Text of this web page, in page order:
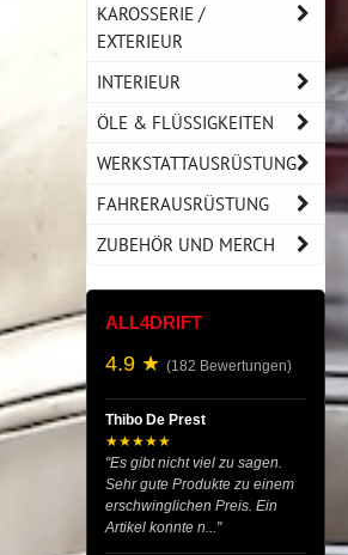
KAROSSERIE /
EXTERIEUR
INTERIEUR
ÖLE & FLÜSSIGKEITEN
WERKSTATTAUSRÜSTUNG
FAHRERAUSRÜSTUNG
ZUBEHÖR UND MERCH
ALL4DRIFT
4.9 ★ (182 Bewertungen)
Thibo De Prest
★★★★★
"Es gibt nicht viel zu sagen.
Sehr gute Produkte zu einem
erschwinglichen Preis. Ein
Artikel konnte n..."